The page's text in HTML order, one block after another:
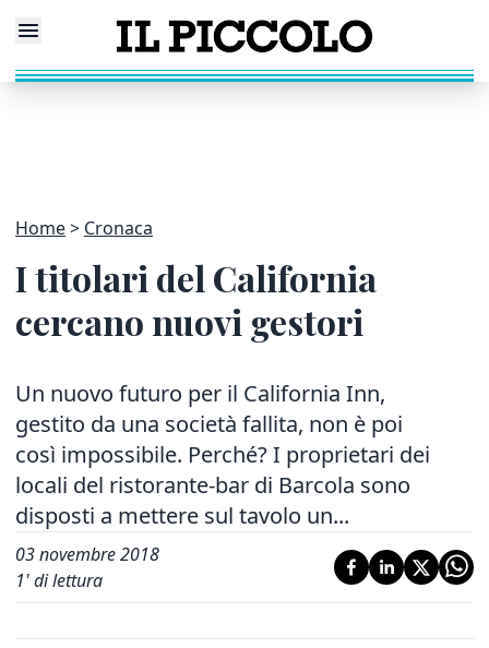
Home Cronaca
I titolari del California
cercano nuovi gestori
Un nuovo futuro per il California Inn,
gestito da una società fallita, non è poi
così impossibile. Perché? I proprietari dei
locali del ristorante-bar di Barcola sono
disposti a mettere sul tavolo un...
03 novembre 2018
1' di lettura